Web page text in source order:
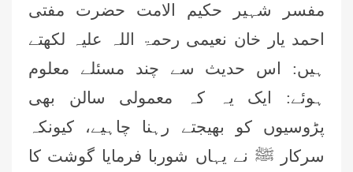
مفسر شہیر حکیم الامت حضرت مفتی
احمد یار خان نعیمی رحمۃ اللہ علیہ لکھتے
ہیں: اس حدیث سے چند مسئلے معلوم
ہوئے: ایک یہ کہ معمولی سالن بھی
پڑوسیوں کو بھیجتے رہنا چاہيے، کیونکہ
سرکار ﷺ نے یہاں شوربا فرمایا گوشت کا